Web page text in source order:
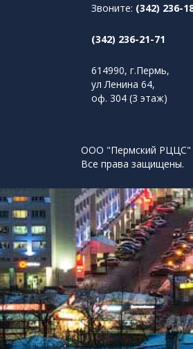
Звоните: (342) 236-
(342) 236-21-71
614990, г.Пермь,
ул Ленина 64,
оф. 304 (3 этаж)
ООО "Пермский РЦЦС"
Все права защищены.